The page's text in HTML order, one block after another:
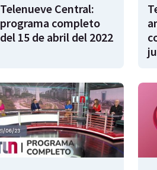
Telenueve Central:
programa completo
del 15 de abril del 2022